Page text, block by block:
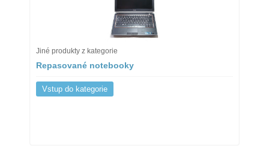
Jiné produkty z kategorie
Repasované notebooky
Vstup do kategorie